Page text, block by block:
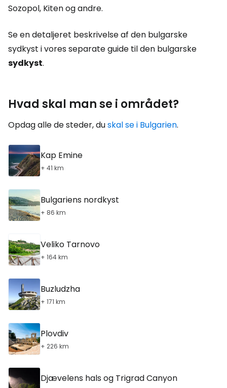
Sozopol, Kiten og andre.
Se en detaljeret beskrivelse af den bulgarske
sydkyst i vores separate guide til den bulgarske
sydkyst.
Hvad skal man se i området?
Opdag alle de steder, duskal se i Bulgarien.
Kap Emine
+ 41 km
Bulgariens nordkyst
+ 86 km
Veliko Tarnovo
+ 164 km
Buzludzha
+ 171 km
Plovdiv
+ 226 km
Djævelens hals og Trigrad Canyon